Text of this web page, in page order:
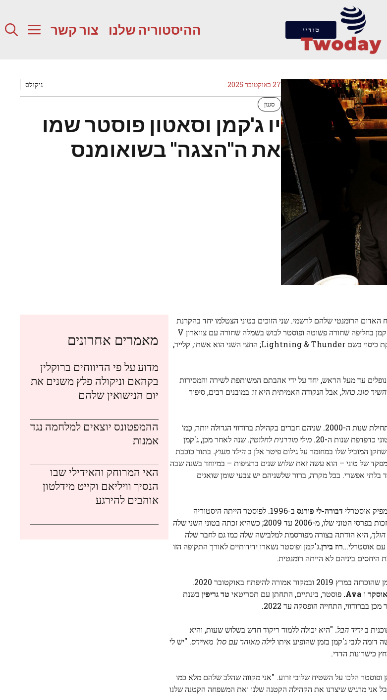
ההיסטוריה שלנו צור קשר
27 באוקטובר 2025 ניקולס
סגנון
יו ג'קמן וסאטון פוסטר שמו
את ה"הצגה" בשואומנס
הרומנטי שלהם לרשמי. שני הזוכים בטוני הצטלמו יחד בהקרנת
ביום ראשון, עם ג'קמן בחליפה שחורה פשוטה ופוסטר לבוש בשמלה שחורה עם צווארון V
להקת כיסוי בשם Lightning & Thunder; החצי השני הוא אשתו, קלייר,
עד מעל הראש, יחד על ידי אהבתם המשותפת לשירה והמסירות
השיר סונג כחול, אבל הנקודה האמיתית היא זו: במובנים רבים, סיפור
כדפדפת שנות ה-20. מילי מודרנית לחלוטין. שנה לאחר מכן, ג'קמן
המוביל שלו במחזמר על גילום פיטר אלן בהילד מעוץ. בתור כוכבת
של טוני – הוא עשה זאת שלוש שנים ברציפות – במיוחד בשנה שבה
בלתי אפשרי. בכל מקרה, ברור שלשניהם יש צבעי שומן שואגים
אוסטרלי דבורה-לי פורנס
ב-1996. לפוסטר הייתה היסטוריה
מי ימשיך לזכות בפרסי הטוני שלו, מ-2006 עד 2009; כשהיא זכתה בטוני השני שלה
היא הודתה בצורה מפורסמת למלבישה שלה כמו גם לחבר שלה
עם אוסטרלי…רוז בירן.ג'קמן ופוסטר נשארו ידידותיים לאורך התקופה הזו
התחייה בברודווי עטורת השבחים בכיכובם של פוסטר וג'קמן שהוכרזה במרץ 2019 ובמקור אמורה להיפתח באוקטובר 2020.
אוסקר ו Ava. פוסטר, בינתיים, התחתן עם תסריטאי טד גריפין בשנת
ביריד הבל. "היא יכולה ללמוד ריקוד חדש בשלוש שעות, והיא
דומה לגבי ג'קמן בזמן שהופיע איתולילה מאוחר עם סת' מאיירס. "יש לי
כישרונות הדדי.
עדיין שלמים. ג'קמן ופוסטר הלכו על השטיח שלובי זרוע. "אני מקווה שהלב שלהם מלא כמו
אני מרגיש שיצרנו את הקהילה הקטנה שלנו ואת המשפחה הקטנה שלנו
מאמרים אחרונים
מדוע על פי הדיווחים ברוקלין
בקהאם וניקולה פלץ משנים את
יום הנישואין שלהם
ההמפטונס יוצאים למלחמה נגד
אמנות
האי המרוחק והאידילי שבו
הנסיך וויליאם וקייט מידלטון
אוהבים להירגע